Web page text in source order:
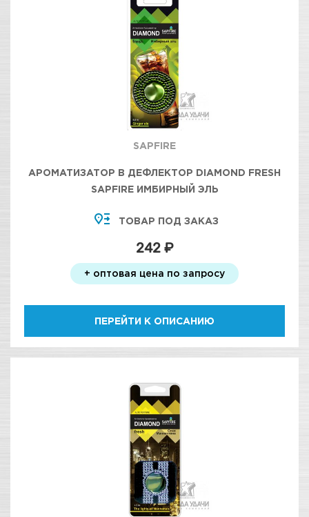
SAPFIRE
АРОМАТИЗАТОР В ДЕФЛЕКТОР DIAMOND FRESH
SAPFIRE ИМБИРНЫЙ ЭЛЬ
ТОВАР ПОД ЗАКАЗ
242 ₽
+ оптовая цена по запросу
ПЕРЕЙТИ К ОПИСАНИЮ